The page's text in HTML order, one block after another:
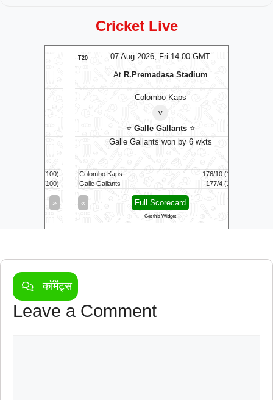
Cricket Live
07 Aug 2026, Fri 14:00 GMT
R.Premadasa Stadium
Colombo Kaps
Galle Gallants⭐
Galle Gallants won by 6 wkts
Colombo Kaps
176/10 (18.5)
Galle Gallants
177/4 (18.4)
Full Scorecard
Get this Widget
कॉमेंट्स
Leave a Comment